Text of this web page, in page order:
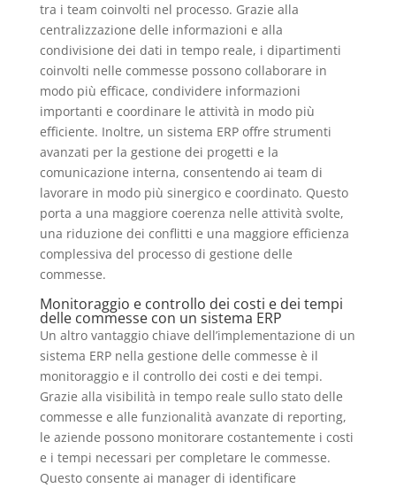
tra i team coinvolti nel processo. Grazie alla
centralizzazione delle informazioni e alla
condivisione dei dati in tempo reale, i dipartimenti
coinvolti nelle commesse possono collaborare in
modo più efficace, condividere informazioni
importanti e coordinare le attività in modo più
efficiente. Inoltre, un sistema ERP offre strumenti
avanzati per la gestione dei progetti e la
comunicazione interna, consentendo ai team di
lavorare in modo più sinergico e coordinato. Questo
porta a una maggiore coerenza nelle attività svolte,
una riduzione dei conflitti e una maggiore efficienza
complessiva del processo di gestione delle
commesse.
Monitoraggio e controllo dei costi e dei tempi
delle commesse con un sistema ERP
Un altro vantaggio chiave dell’implementazione di un
sistema ERP nella gestione delle commesse è il
monitoraggio e il controllo dei costi e dei tempi.
Grazie alla visibilità in tempo reale sullo stato delle
commesse e alle funzionalità avanzate di reporting,
le aziende possono monitorare costantemente i costi
e i tempi necessari per completare le commesse.
Questo consente ai manager di identificare